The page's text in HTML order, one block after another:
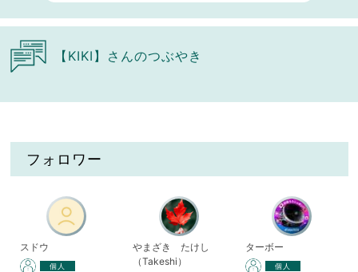
【KIKI】さんのつぶやき
フォロワー
スドウ
個人
やまざき たけし
（Takeshi）
ターボー
個人